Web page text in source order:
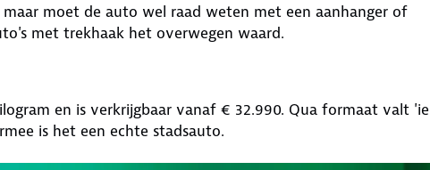
moet de auto wel raad weten met een aanhanger of
met trekhaak het overwegen waard.
en is verkrijgbaar vanaf € 32.990. Qua formaat valt 'ie
is het een echte stadsauto.